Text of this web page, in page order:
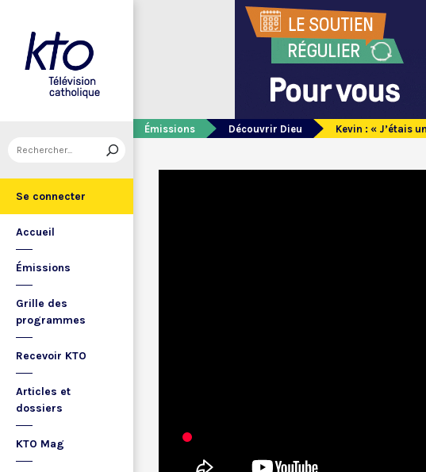
Se connecter
Accueil
Émissions
Grille des
programmes
Recevoir KTO
Articles et
dossiers
KTO Mag
Émissions Découvrir Dieu Kevin : « J’étais